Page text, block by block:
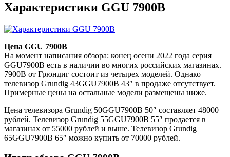
Характеристики GGU 7900B
Цена GGU 7900B
На момент написания обзора: конец осени 2022 года серия
GGU7900B есть в наличии во многих российских магазинах.
7900B от Грюндиг состоит из четырех моделей. Однако
телевизор Grundig 43GGU7900B 43″ в продаже отсутствует.
Примерные цены на остальные модели размещены ниже.
Цена телевизора Grundig 50GGU7900B 50″ составляет 48000
рублей. Телевизор Grundig 55GGU7900B 55″ продается в
магазинах от 55000 рублей и выше. Телевизор Grundig
65GGU7900B 65″ можно купить от 70000 рублей.